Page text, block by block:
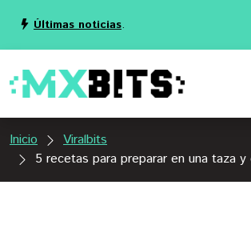
Últimas noticias.
Inicio
Viralbits
5 recetas para preparar en una taza y